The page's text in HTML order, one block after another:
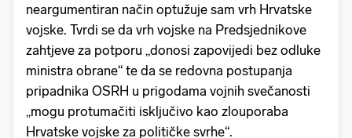
neargumentiran način optužuje sam vrh Hrvatske
vojske. Tvrdi se da vrh vojske na Predsjednikove
zahtjeve za potporu „donosi zapovijedi bez odluke
ministra obrane“ te da se redovna postupanja
pripadnika OSRH u prigodama vojnih svečanosti
„mogu protumačiti isključivo kao zlouporaba
Hrvatske vojske za političke svrhe“.